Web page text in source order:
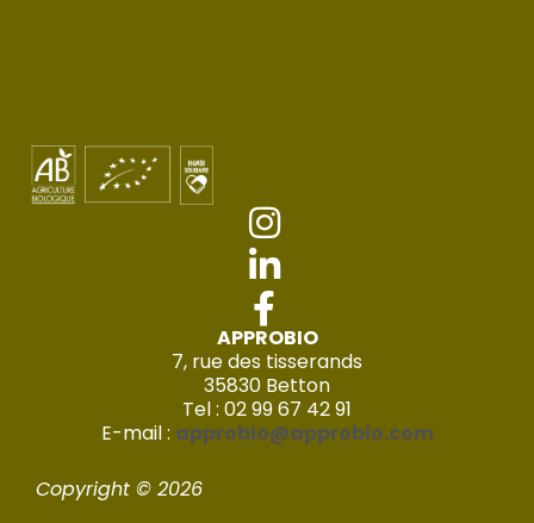
APPROBIO
7, rue des tisserands
35830 Betton
Tel : 02 99 67 42 91
E-mail : approbio@approbio.com
Copyright © 2026